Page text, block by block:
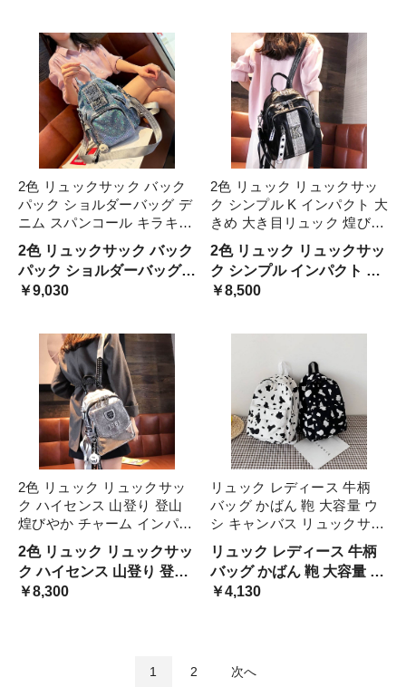
力 ベーシック ニュアンス
モノトーン 大人カジュアル
女性用
わいい ロゴ 英字 韓国っぽ
2色 リュックサック バック
パック ショルダーバッグ デ
ニム スパンコール キラキラ
レディース 大容量 縦型 A4
ジッパー ファスナー 黒 緑
シルバー ブルー 銀 お洒落
カジュアル かっこ 青
2色 リュックサック バック
パック ショルダーバッグ
デニム スパンコール キラ
￥9,030
2色 リュック リュックサッ
ク シンプル K インパクト 大
きめ 大き目リュック 煌びや
か 柄 プリント バッグ レデ
ィース ジッパー 遠足 登山
山登り 学生 シルバー 黒 銀
ブラック
2色 リュック リュックサッ
ク シンプル インパクト 大
きめ 大き目リュック シン
￥8,500
2色 リュック リュックサッ
ク ハイセンス 山登り 登山
煌びやか チャーム インパク
ト ストリート ラインストー
ン ロゴ 手持ち スマイル 派
手 バッグ レディース 学生
ブラック シルバ ジッパー
2色 リュック リュックサッ
ク ハイセンス 山登り 登山
煌びやか チャーム インパ
￥8,300
リュック レディース 牛柄
バッグ かばん 鞄 大容量 ウ
シ キャンバス リュックサッ
ク モノトーン 帆布 カジュ
アル 大人可愛い 個性的 お
しゃれ バックパック 干支
モチーフ シンプル バッ う
リュック レディース 牛柄
バッグ かばん 鞄 大容量 ウ
シ キャンバス リュックサ
￥4,130
1 2 次へ